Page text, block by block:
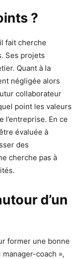
?
fait cherche
Ses projets
Quant à la
négligée alors
collaborateur
point les valeurs
l’entreprise. En ce
évaluée à
des
cherche pas à
d’un
former une bonne
coach »,